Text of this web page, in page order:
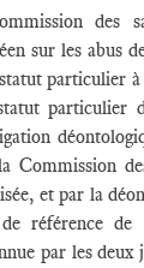
des
sur les abus
particulier
particulier
Commission
et par la
référence de
par les deux